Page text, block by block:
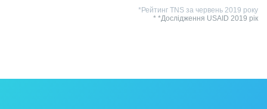
*Рейтинг TNS за червень 2019 року
* *Дослідження USAID 2019 рік